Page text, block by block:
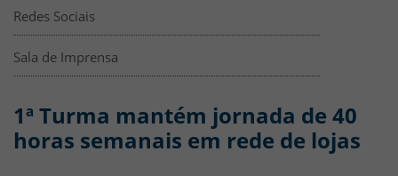
Redes Sociais
Sala de Imprensa
1ª Turma mantém jornada de 40
horas semanais em rede de lojas